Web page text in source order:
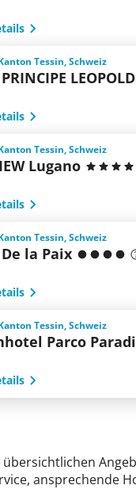
Tessin, Schweiz
Tessin, Schweiz
Lugano
Tessin, Schweiz
la Paix
Tessin, Schweiz
Parco
ansprechende